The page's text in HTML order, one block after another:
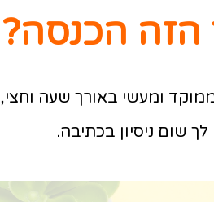
הזה הכנסה?
ומעשי באורך שעה וחצי,
שום ניסיון בכתיבה.